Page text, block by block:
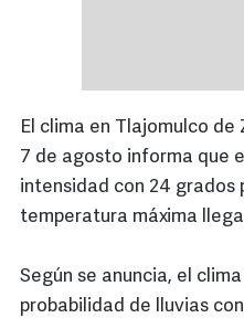
El clima en Tlajomulco
7 de agosto informa que
intensidad con 24 grados
temperatura máxima
Según se anuncia, el
probabilidad de lluvias